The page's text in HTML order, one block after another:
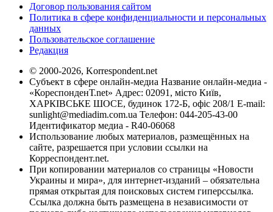
Договор пользования сайтом
Политика в сфере конфиденциальности и персональных
данных
Пользовательское соглашение
Редакция
© 2000-2026, Korrespondent.net
Субъект в сфере онлайн-медиа Название онлайн-медиа -
«КореспонденТ.net» Адрес: 02091, місто Київ,
ХАРКІВСЬКЕ ШОСЕ, будинок 172-Б, офіс 208/1 E-mail:
sunlight@mediadim.com.ua Телефон: 044-205-43-00
Идентификатор медиа - R40-06068
Использование любых материалов, размещённых на
сайте, разрешается при условии ссылки на
Корреспондент.net.
При копировании материалов со страницы «Новости
Украины и мира», для интернет-изданий – обязательна
прямая открытая для поисковых систем гиперссылка.
Ссылка должна быть размещена в независимости от